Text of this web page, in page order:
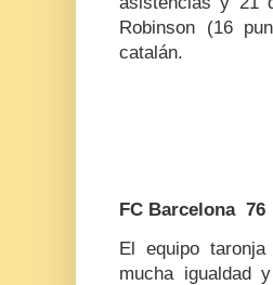
Robinson (16
catalán.
FC Barcelona
El equipo
mucha igualdad